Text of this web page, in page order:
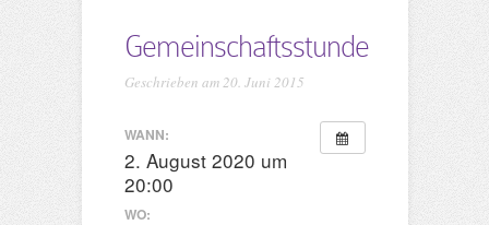
Gemeinschaftsstunde
Geschrieben am 20. Juni 2015
WANN:
2. August 2020 um
20:00
WO: